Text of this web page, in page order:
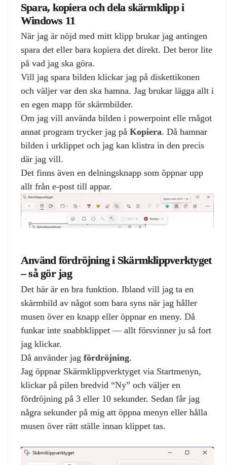
Spara, kopiera och dela skärmklipp i
Windows 11
När jag är nöjd med mitt klipp brukar jag antingen
spara det eller bara kopiera det direkt. Det beror lite
på vad jag ska göra.
Vill jag spara bilden klickar jag på diskettikonen
och väljer var den ska hamna. Jag brukar lägga allt i
en egen mapp för skärmbilder.
Om jag vill använda bilden i powerpoint elle rnågot
annat program trycker jag på Kopiera. Då hamnar
bilden i urklippet och jag kan klistra in den precis
där jag vill.
Det finns även en delningsknapp som öppnar upp
allt från e‑post till appar.
Använd fördröjning i Skärmklippverktyget
– så gör jag
Det här är en bra funktion. Ibland vill jag ta en
skärmbild av något som bara syns när jag håller
musen över en knapp eller öppnar en meny. Då
funkar inte snabbklippet — allt försvinner ju så fort
jag klickar.
Då använder jag fördröjning.
Jag öppnar Skärmklippverktyget via Startmenyn,
klickar på pilen bredvid “Ny” och väljer en
fördröjning på 3 eller 10 sekunder. Sedan får jag
några sekunder på mig att öppna menyn eller hålla
musen över rätt ställe innan klippet tas.